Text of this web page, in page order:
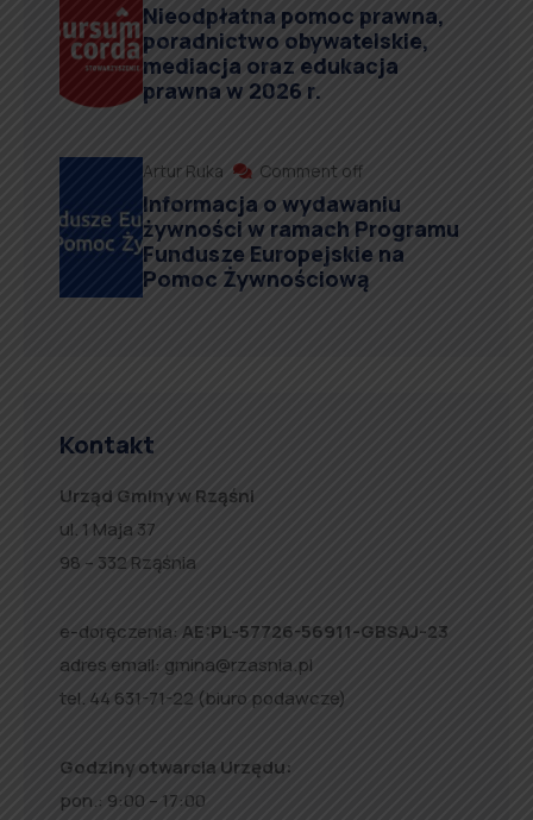
Nieodpłatna pomoc prawna,
poradnictwo obywatelskie,
mediacja oraz edukacja
prawna w 2026 r.
Artur Ruka Comment off
Informacja o wydawaniu
żywności w ramach Programu
Fundusze Europejskie na
Pomoc Żywnościową
Kontakt
Urząd Gminy w Rząśni
ul. 1 Maja 37
98 – 332 Rząśnia
e-doręczenia: AE:PL-57726-56911-GBSAJ-23
adres email: gmina@rzasnia.pl
tel. 44 631-71-22 (biuro podawcze)
Godziny otwarcia Urzędu:
pon.: 9:00 – 17:00